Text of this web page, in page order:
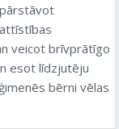
veicot brīvprātīgo
esot līdzjutēju
bērni vēlas